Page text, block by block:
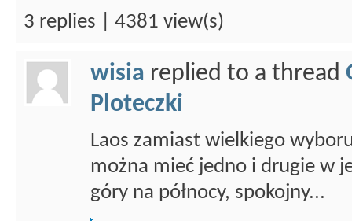
3 replies | 4381 view(s)
wisia replied to a thread
Ploteczki
Laos zamiast wielkiego
można mieć jedno i drugie w
góry na północy, spokojny...